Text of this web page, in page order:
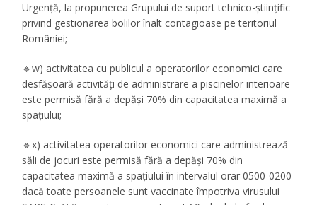
Urgență, la propunerea Grupului de suport tehnico-științific
privind gestionarea bolilor înalt contagioase pe teritoriul
României;
🔹w) activitatea cu publicul a operatorilor economici care
desfășoară activități de administrare a piscinelor interioare
este permisă fără a depăși 70% din capacitatea maximă a
spațiului;
🔹x) activitatea operatorilor economici care administrează
săli de jocuri este permisă fără a depăși 70% din
capacitatea maximă a spațiului în intervalul orar 0500-0200
dacă toate persoanele sunt vaccinate împotriva virusului